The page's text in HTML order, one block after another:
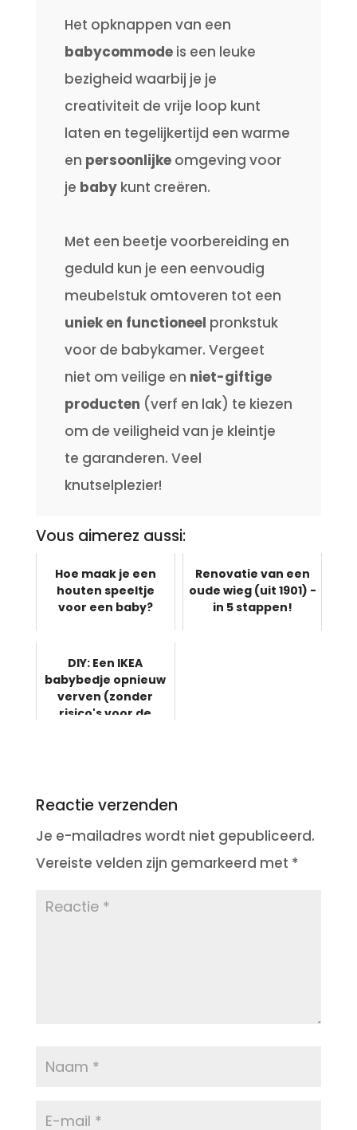
Het opknappen van een
babycommodeis een leuke
bezigheid waarbij je je
creativiteit de vrije loop kunt
laten en tegelijkertijd een warme
en persoonlijkeomgeving voor
je babykunt creëren.
Met een beetje voorbereiding en
geduld kun je een eenvoudig
meubelstuk omtoveren tot een
uniek en functioneel pronkstuk
voor de babykamer. Vergeet
niet om veilige en niet-giftige
producten (verf en lak) te kiezen
om de veiligheid van je kleintje
te garanderen. Veel
knutselplezier!
Vous aimerez aussi:
Hoe maak je een
houten speeltje
voor een baby?
Renovatie van een
oude wieg (uit 1901) -
in 5 stappen!
DIY: Een IKEA
babybedje opnieuw
verven (zonder
risico's voor de
Reactie verzenden
Je e-mailadres wordt niet gepubliceerd.
Vereiste velden zijn gemarkeerd met *